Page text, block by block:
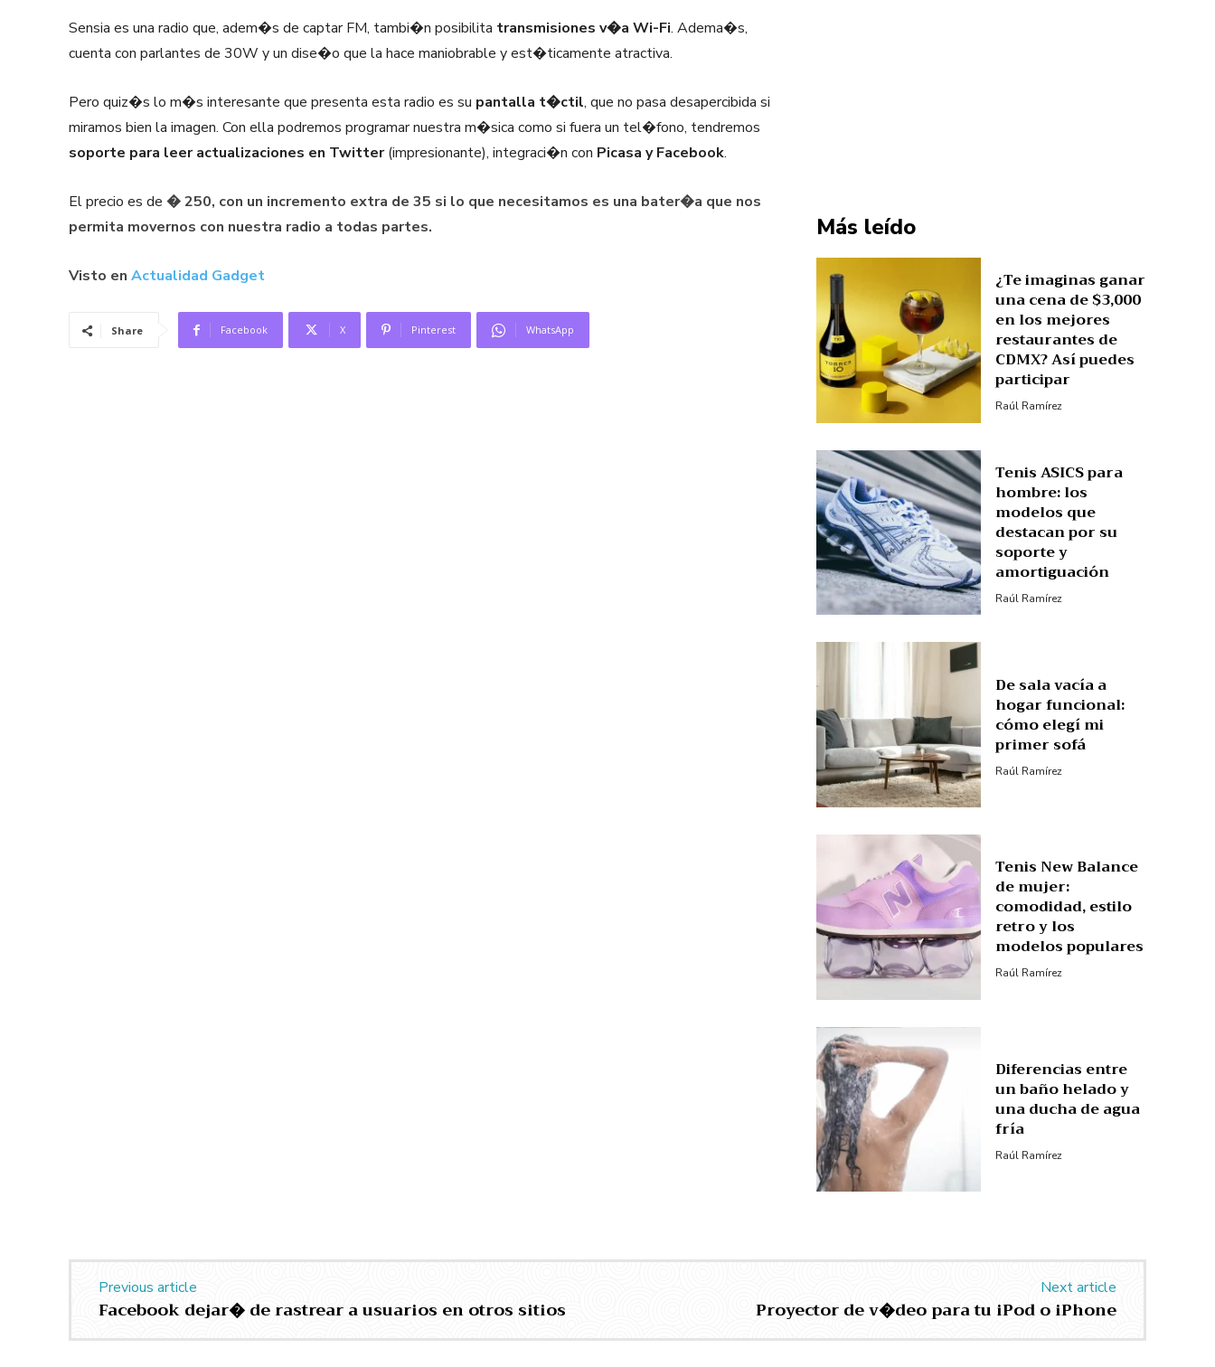
Sensia es una radio que, adem�s de captar FM, tambi�n posibilita transmisiones v�a Wi-Fi. Adema�s,
cuenta con parlantes de 30W y un dise�o que la hace maniobrable y est�ticamente atractiva.
Pero quiz�s lo m�s interesante que presenta esta radio es su pantalla t�ctil, que no pasa desapercibida si
miramos bien la imagen. Con ella podremos programar nuestra m�sica como si fuera un tel�fono, tendremos
soporte para leer actualizaciones en Twitter(impresionante), integraci�n con Picasa y Facebook.
El precio es de � 250, con un incremento extra de 35 si lo que necesitamos es una bater�a que nos
permita movernos con nuestra radio a todas partes.
Visto en Actualidad Gadget
Share Facebook X Pinterest WhatsApp
Más leído
¿Te imaginas ganar
una cena de $3,000
en los mejores
restaurantes de
CDMX? Así puedes
participar
Raúl Ramírez
Tenis ASICS para
hombre: los
modelos que
destacan por su
soporte y
amortiguación
Raúl Ramírez
De sala vacía a
hogar funcional:
cómo elegí mi
primer sofá
Raúl Ramírez
Tenis New Balance
de mujer:
comodidad, estilo
retro y los
modelos populares
Raúl Ramírez
Diferencias entre
un baño helado y
una ducha de agua
fría
Raúl Ramírez
Previous article
Facebook dejar� de rastrear a usuarios en otros sitios
Next article
Proyector de v�deo para tu iPod o iPhone